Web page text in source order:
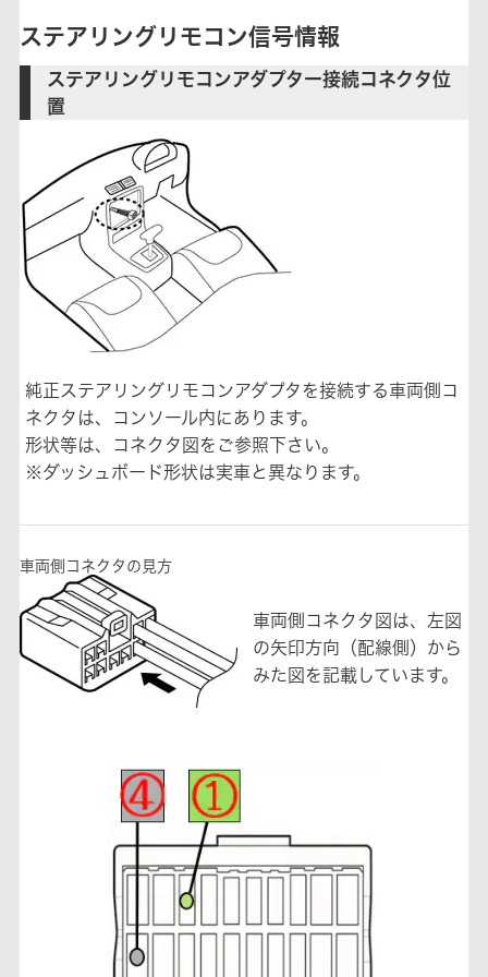
ステアリングリモコン信号情報
ステアリングリモコンアダプター接続コネクタ位
置
純正ステアリングリモコンアダプタを接続する車両側コ
ネクタは、コンソール内にあります。
形状等は、コネクタ図をご参照下さい。
※ダッシュボード形状は実車と異なります。
車両側コネクタの見方
車両側コネクタ図は、左図
の矢印方向（配線側）から
みた図を記載しています。